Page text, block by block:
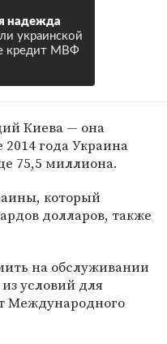
надежда
украинской
кредит МВФ
Киева — она
года Украина
75,5 миллиона.
который
долларов, также
на обслуживании
условий для
Международного